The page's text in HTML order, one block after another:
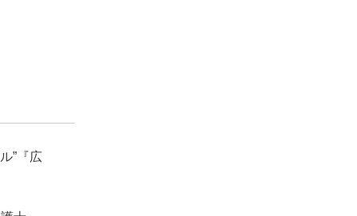
”『広